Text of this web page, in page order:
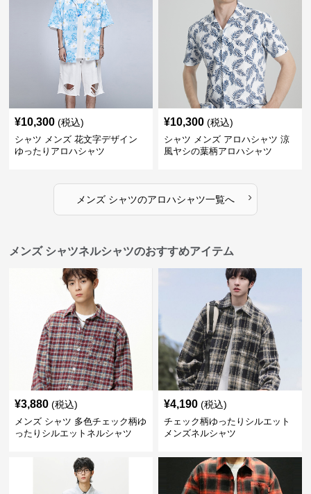
¥10,300 (税込)
シャツ メンズ 花文字デザイン
ゆったりアロハシャツ
¥10,300 (税込)
シャツ メンズ アロハシャツ 涼
風ヤシの葉柄アロハシャツ
メンズ シャツのアロハシャツ一覧へ ›
メンズ シャツネルシャツのおすすめアイテム
¥3,880 (税込)
メンズ シャツ 多色チェック柄ゆ
ったりシルエットネルシャツ
¥4,190 (税込)
チェック柄ゆったりシルエット
メンズネルシャツ